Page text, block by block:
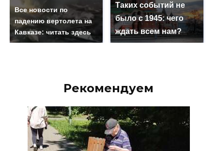
Все новости по
падению вертолета на
Кавказе: читать здесь
Таких событий не
было с 1945: чего
ждать всем нам?
Рекомендуем